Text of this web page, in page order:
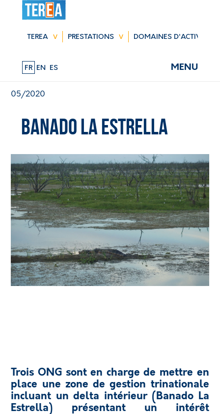
au
TEREA PRESTATIONS DOMAINES D'ACTIVITÉ
FR EN ES MENU
05/2020
Banado la Estrella
Trois ONG sont en charge de mettre en
place une zone de gestion trinationale
incluant un delta intérieur (Banado La
Estrella) présentant un intérêt